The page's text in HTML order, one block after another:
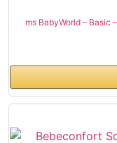
ms BabyWorld – Basic